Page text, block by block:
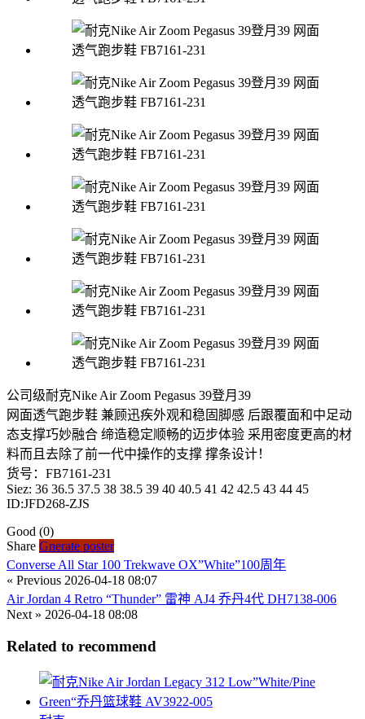
公司级耐克Nike Air Zoom Pegasus 39登月39
网面透气跑步鞋 兼顾迅疾外观和稳固脚感 后跟覆面和中足动
态支撑巧妙融合 缔造稳定顺畅的迈步体验 采用密度更高的材
料而且去除了前一代中操作的支撑 撑条设计！
货号：FB7161-231
Siez: 36 36.5 37.5 38 38.5 39 40 40.5 41 42 42.5 43 44 45
ID:JFD268-ZJS
Good (0)
Share Gnerate poster
Converse All Star 100 Trekwave OX”White”100周年
« Previous 2026-04-18 08:07
Air Jordan 4 Retro “Thunder” 雷神 AJ4 乔丹4代 DH7138-006
Next » 2026-04-18 08:08
Related to recommend